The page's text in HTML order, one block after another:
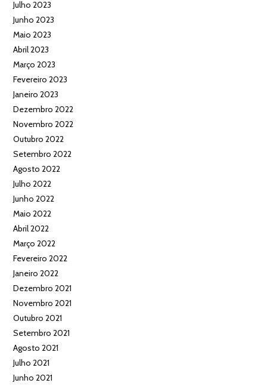
Julho 2023
Junho 2023
Maio 2023
Abril 2023
Março 2023
Fevereiro 2023
Janeiro 2023
Dezembro 2022
Novembro 2022
Outubro 2022
Setembro 2022
Agosto 2022
Julho 2022
Junho 2022
Maio 2022
Abril 2022
Março 2022
Fevereiro 2022
Janeiro 2022
Dezembro 2021
Novembro 2021
Outubro 2021
Setembro 2021
Agosto 2021
Julho 2021
Junho 2021